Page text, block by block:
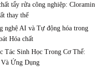
tẩy rửa công nghiệp: Cloramin
thay thế
nghệ AI và Tự động hóa trong
Hóa chất
Tác Sinh Học Trong Cơ Thể:
Ứng Dụng